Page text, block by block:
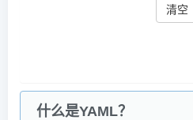
清空
什么是YAML？